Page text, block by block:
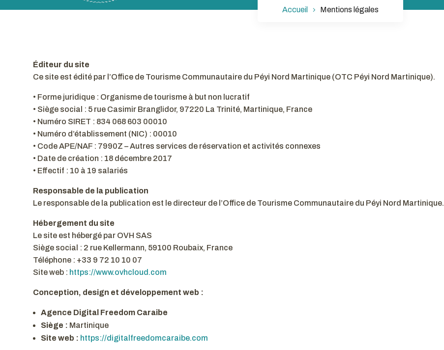
Accueil Mentions légales
Éditeur du site
Ce site est édité par l’Office de Tourisme Communautaire du Péyi Nord Martinique (OTC Péyi Nord Martinique).
• Forme juridique : Organisme de tourisme à but non lucratif
• Siège social : 5 rue Casimir Branglidor, 97220 La Trinité, Martinique, France
• Numéro SIRET : 834 068 603 00010
• Numéro d’établissement (NIC) : 00010
• Code APE/NAF : 7990Z – Autres services de réservation et activités connexes
• Date de création : 18 décembre 2017
• Effectif : 10 à 19 salariés
Responsable de la publication
Le responsable de la publication est le directeur de l’Office de Tourisme Communautaire du Péyi Nord Martinique.
Hébergement du site
Le site est hébergé par OVH SAS
Siège social : 2 rue Kellermann, 59100 Roubaix, France
Téléphone : +33 9 72 10 10 07
Site web : https://www.ovhcloud.com
Conception, design et développement web :
Agence Digital Freedom Caraibe
Siège : Martinique
Site web : https://digitalfreedomcaraibe.com